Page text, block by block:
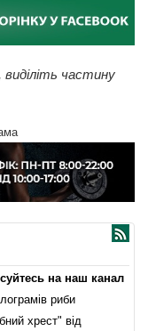
частину
на наш канал
риби
хрест" від